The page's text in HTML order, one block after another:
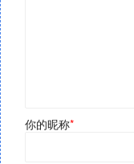
你的昵称*